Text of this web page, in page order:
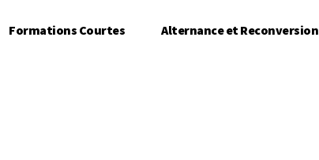
Formations Courtes Alternance et Reconversion